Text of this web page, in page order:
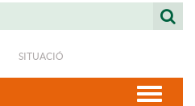
SITUACIÓ